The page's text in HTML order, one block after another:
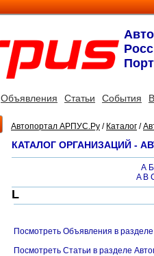
Объявления Статьи События
Автопортал АРПУС.Ру / Каталог /
КАТАЛОГ ОРГАНИЗАЦИЙ -
А Б
A B
L
Посмотреть Объявления в
Посмотреть Статьи в разделе